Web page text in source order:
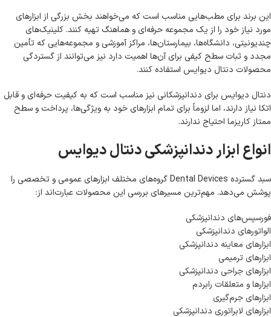
این برند برای مطب‌هایی مناسب است که می‌خواهند بخش بزرگی از ابزارهای
مورد نیاز خود را از یک مجموعه حرفه‌ای و هماهنگ تهیه کنند. کلینیک‌های
چندیونیتی، دانشگاه‌ها، بیمارستان‌ها، مراکز آموزشی و مجموعه‌هایی که تأمین
مجدد و ثبات سطح کیفی برای آن‌ها اهمیت دارد نیز می‌توانند از گستردگی
محصولات دنتال دیوایس استفاده کنند.
دنتال دیوایس برای دندانپزشکانی نیز مناسب است که به کیفیت حرفه‌ای و قابل
اتکا نیاز دارند، اما لزوماً برای تمام ابزارهای خود به ویژگی‌ها، پرداخت و سطح
ممتاز کاریزما احتیاج ندارند.
انواع ابزار دندانپزشکی دنتال دیوایس
سبد گسترده Dental Devices گروه‌های مختلف ابزارهای عمومی و تخصصی را
پوشش می‌دهد. مهم‌ترین مسیرهای بررسی این محصولات عبارت‌اند از:
فورسپس‌های دندانپزشکی
الواتورهای دندانپزشکی
ابزارهای معاینه دندانپزشکی
ابزارهای ترمیمی
ابزارهای جراحی دندانپزشکی
ابزارها و متعلقات رابردم
ابزارهای جرم‌گیری
ابزارهای لابراتوری دندانپزشکی